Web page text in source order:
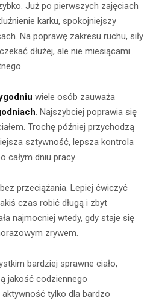
Już po pierwszych zajęciach
karku, spokojniejszy
Na poprawę zakresu ruchu, siły
dłużej, ale nie miesiącami
wiele osób zauważa
. Najszybciej poprawia się
Trochę później przychodzą
sztywność, lepsza kontrola
całym dniu pracy.
przeciążania. Lepiej ćwiczyć
czas robić długą i zbyt
najmocniej wtedy, gdy staje się
zrywem.
bardziej sprawne ciało,
jakość codziennego
tylko dla bardzo